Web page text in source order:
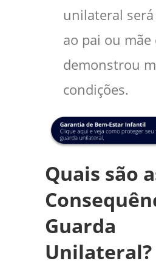
unilateral
ao pai ou mãe
demonstrou
condições.
Quais são
Guarda
Unilateral?